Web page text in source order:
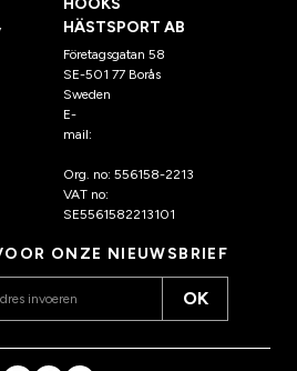
HÄSTSPORT AB
Företagsgatan 58
SE-501 77 Borås
Sweden
E-
mail:
Org. no: 556158-2213
VAT no:
SE5561582213101
ONZE NIEUWSBRIEF
OK